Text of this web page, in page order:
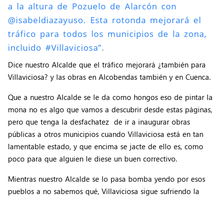
a la altura de Pozuelo de Alarcón con
@isabeldiazayuso. Esta rotonda mejorará el
tráfico para todos los municipios de la zona,
incluido #Villaviciosa”.
Dice nuestro Alcalde que el tráfico mejorará ¿también para
Villaviciosa? y las obras en Alcobendas también y en Cuenca.
Que a nuestro Alcalde se le da como hongos eso de pintar la
mona no es algo que vamos a descubrir desde estas páginas,
pero que tenga la desfachatez de ir a inaugurar obras
públicas a otros municipios cuando Villaviciosa está en tan
lamentable estado, y que encima se jacte de ello es, como
poco para que alguien le diese un buen correctivo.
Mientras nuestro Alcalde se lo pasa bomba yendo por esos
pueblos a no sabemos qué, Villaviciosa sigue sufriendo la